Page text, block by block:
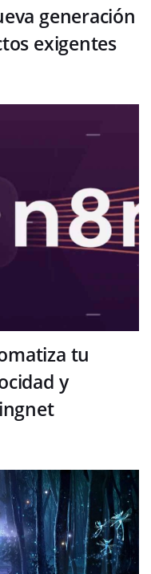
generación
exigentes
tu
y